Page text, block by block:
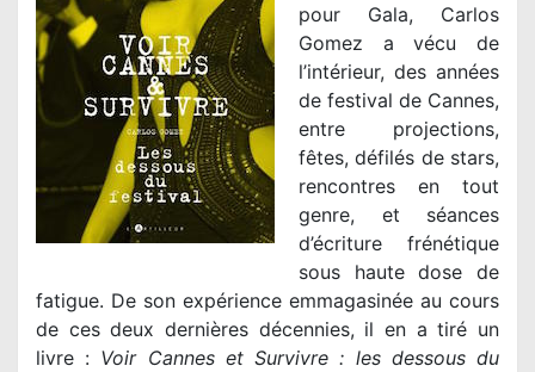
pour Gala, Carlos
Gomez a vécu de
l’intérieur, des années
de festival de Cannes,
entre projections,
fêtes, défilés de stars,
rencontres en tout
genre, et séances
d’écriture frénétique
sous haute dose de
fatigue. De son expérience emmagasinée au cours
de ces deux dernières décennies, il en a tiré un
livre : Voir Cannes et Survivre : les dessous du